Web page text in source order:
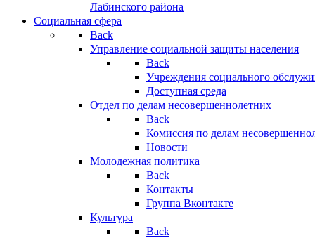
Лабинского района
Социальная сфера
Back
Управление социальной защиты населения
Back
Учреждения социального
Доступная среда
Отдел по делам несовершеннолетних
Back
Комиссия по делам
Новости
Молодежная политика
Back
Контакты
Группа Вконтакте
Культура
Back